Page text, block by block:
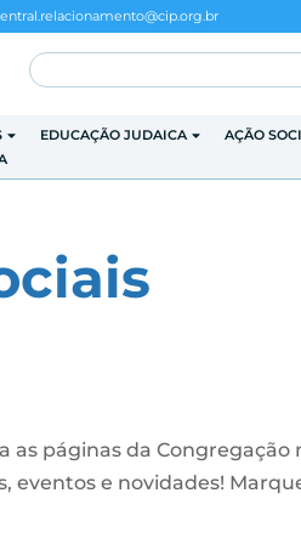
EDUCAÇÃO JUDAICA
AÇÃO
as páginas da Congregação
eventos e novidades!